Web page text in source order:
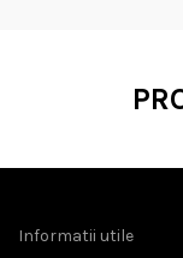
Informatii utile